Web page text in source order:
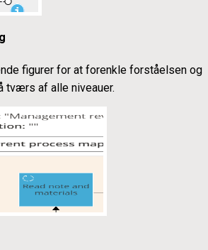
figurer for at forenkle forståelsen og
tværs af alle niveauer.